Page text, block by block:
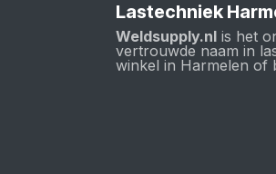
Lastechniek
Weldsupply.nl is het
vertrouwde naam in
winkel in Harmelen of